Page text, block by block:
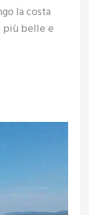
la costa
più belle e